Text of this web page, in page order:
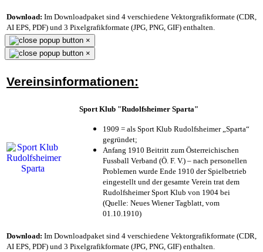
Download: Im Downloadpaket sind 4 verschiedene Vektorgrafikformate (CDR,
AI EPS, PDF) und 3 Pixelgrafikformate (JPG, PNG, GIF) enthalten.
×
×
Vereinsinformationen:
Sport Klub "Rudolfsheimer Sparta"
1909 = als Sport Klub Rudolfsheimer „Sparta“
gegründet;
Anfang 1910 Beitritt zum Österreichischen
Fussball Verband (Ö. F. V.) – nach personellen
Problemen wurde Ende 1910 der Spielbetrieb
eingestellt und der gesamte Verein trat dem
Rudolfsheimer Sport Klub von 1904 bei
(Quelle: Neues Wiener Tagblatt, vom
01.10.1910)
Download: Im Downloadpaket sind 4 verschiedene Vektorgrafikformate (CDR,
AI EPS, PDF) und 3 Pixelgrafikformate (JPG, PNG, GIF) enthalten.